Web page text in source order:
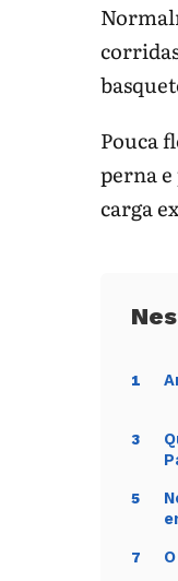
Pouca
perna
carga
1
3
5
7